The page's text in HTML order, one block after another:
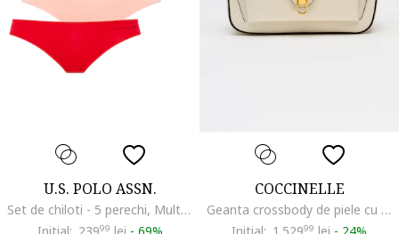
U.S. POLO ASSN.
Set de chiloti - 5 perechi, Multicolor
99
COCCINELLE
Geanta crossbody de piele cu barera detasabila Beat Soft, Alb fildes
99